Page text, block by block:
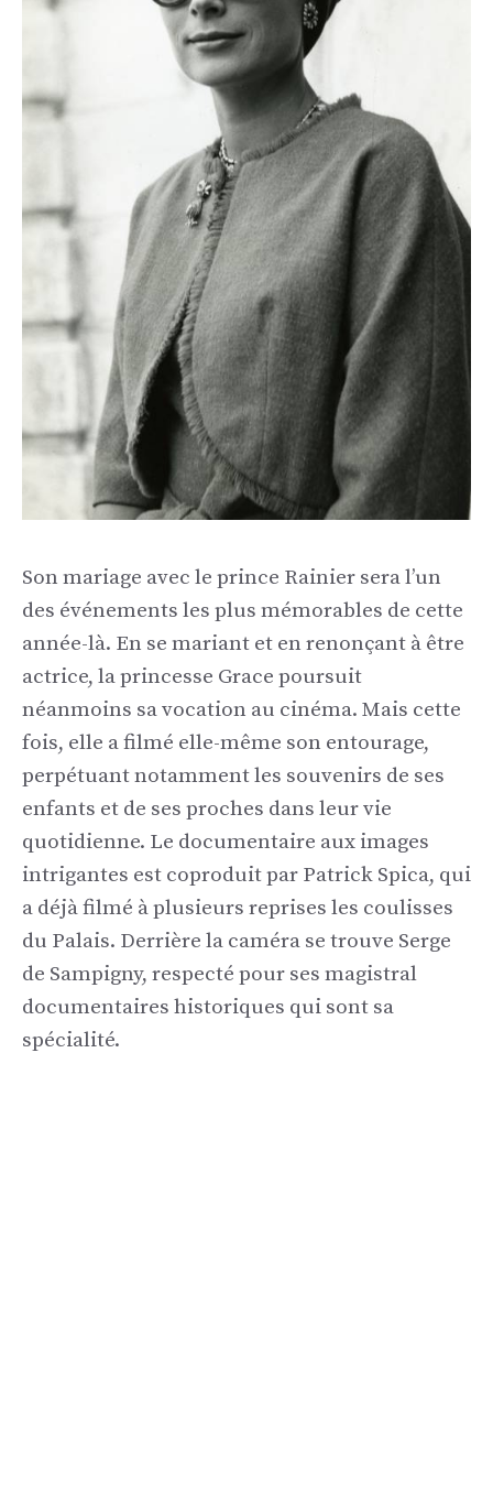
Son mariage avec le prince Rainier sera l’un
des événements les plus mémorables de cette
année-là. En se mariant et en renonçant à être
actrice, la princesse Grace poursuit
néanmoins sa vocation au cinéma. Mais cette
fois, elle a filmé elle-même son entourage,
perpétuant notamment les souvenirs de ses
enfants et de ses proches dans leur vie
quotidienne. Le documentaire aux images
intrigantes est coproduit par Patrick Spica, qui
a déjà filmé à plusieurs reprises les coulisses
du Palais. Derrière la caméra se trouve Serge
de Sampigny, respecté pour ses magistral
documentaires historiques qui sont sa
spécialité.